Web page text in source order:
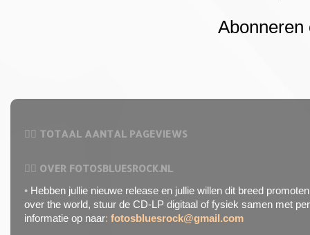
⛓️‍💥 TOTAAL AANTAL PAGEVIEWS
⛓️‍💥 OVER FOTOSBLUESROCK.NL
• Hebben jullie nieuwe release en jullie willen dit breed
over the world, stuur de CD-LP digitaal of fysiek samen met
informatie op naar: fotosbluesrock@gmail.com